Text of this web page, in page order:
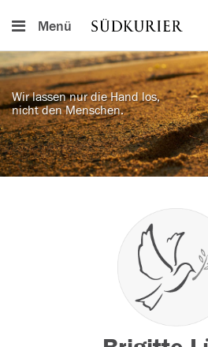
Menü
Wir lassen nur die Hand los,
nicht den Menschen.